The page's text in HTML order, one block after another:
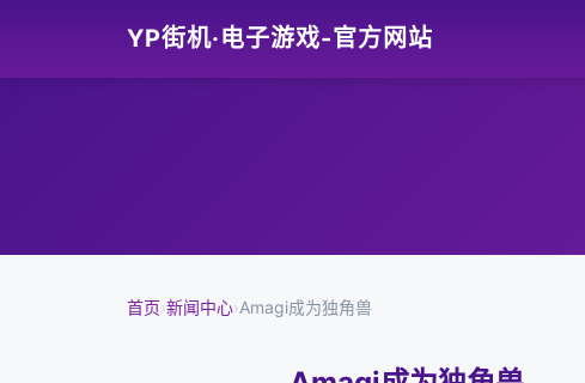
YP街机·电子游戏-官方网站
首页›新闻中心›Amagi成为独角兽